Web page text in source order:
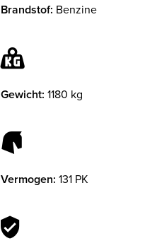
Brandstof: Benzine
Gewicht: 1180 kg
Vermogen: 131 PK